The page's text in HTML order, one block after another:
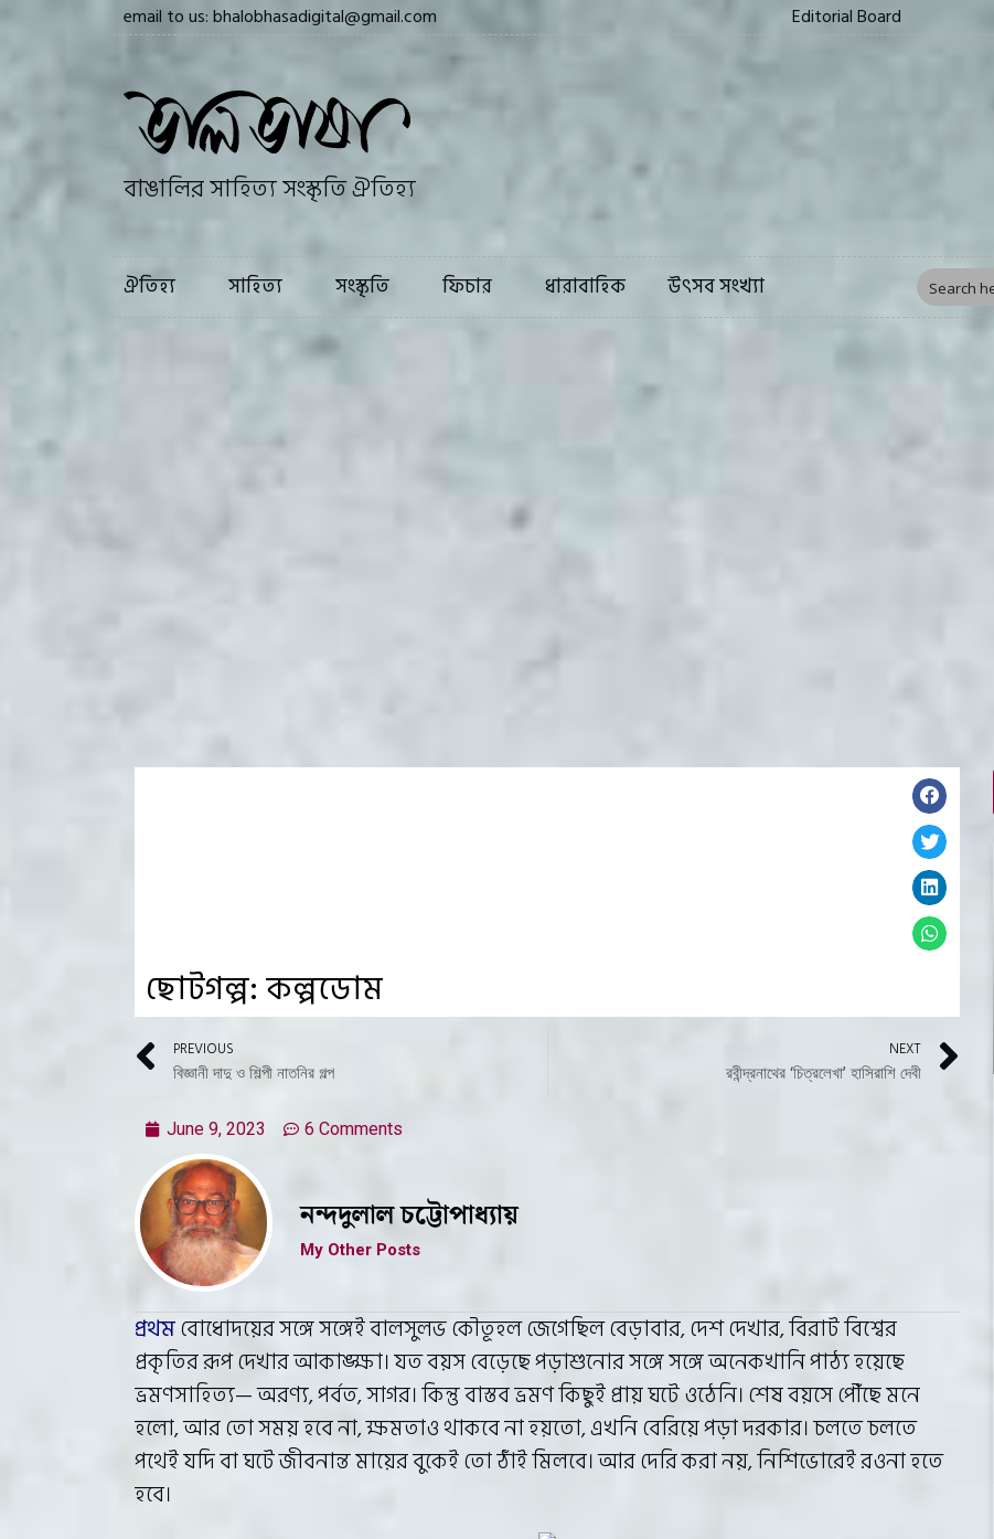
ঐতিহ্য সাহিত্য সংস্কৃতি ধারাবাহিক উৎসব সংখ্যা
email to us: bhalobhasadigital@gmail.com Editorial Board
বাঙালির সাহিত্য সংস্কৃতি ঐতিহ্য
ঐতিহ্য সাহিত্য সংস্কৃতি ফিচার ধারাবাহিক উৎসব সংখ্যা
ছোটগল্প: কল্পডোম
PREVIOUS
বিজ্ঞানী দাদু ও শিল্পী নাতনির গল্প
NEXT
রবীন্দ্রনাথের ‘চিত্রলেখা’ হাসিরাশি দেবী
June 9, 2023 6 Comments
নন্দদুলাল চট্টোপাধ্যায়
My Other Posts
প্রথমবোধোদয়ের সঙ্গে সঙ্গেই বালসুলভ কৌতূহল জেগেছিল বেড়াবার, দেশ দেখার, বিরাট বিশ্বের
প্রকৃতির রূপ দেখার আকাঙ্ক্ষা। যত বয়স বেড়েছে পড়াশুনোর সঙ্গে সঙ্গে অনেকখানি পাঠ্য হয়েছে
ভ্রমণসাহিত্য— অরণ্য, পর্বত, সাগর। কিন্তু বাস্তব ভ্রমণ কিছুই প্রায় ঘটে ওঠেনি। শেষ বয়সে পৌঁছে মনে
হলো, আর তো সময় হবে না, ক্ষমতাও থাকবে না হয়তো, এখনি বেরিয়ে পড়া দরকার। চলতে চলতে
পথেই যদি বা ঘটে জীবনান্ত মায়ের বুকেই তো ঠাঁই মিলবে। আর দেরি করা নয়, নিশিভোরেই রওনা হতে
হবে।